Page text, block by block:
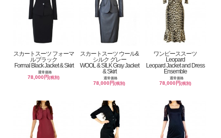
スカートスーツ フォーマ
ルブラック
Formal Black Jacket & Skirt
通常価格
78,000円(税別)
スカートスーツ ウール&
シルク グレー
WOOL & SILK Gray Jacket
& Skirt
通常価格
78,000円(税別)
ワンピーススーツ
Leopard
Leopard Jacket and Dress
Ensemble
通常価格
78,000円 (税別)